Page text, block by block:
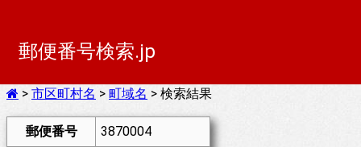
郵便番号検索.jp
> 市区町村名 > 町域名 > 検索結果
郵便番号
3870004